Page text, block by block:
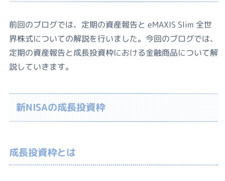
前回のブログでは、定期の資産報告と eMAXIS Slim 全世
界株式についての解説を行いました。今回のブログでは、
定期の資産報告と成長投資枠における金融商品について解
説していきます。
新NISAの成長投資枠
成長投資枠とは